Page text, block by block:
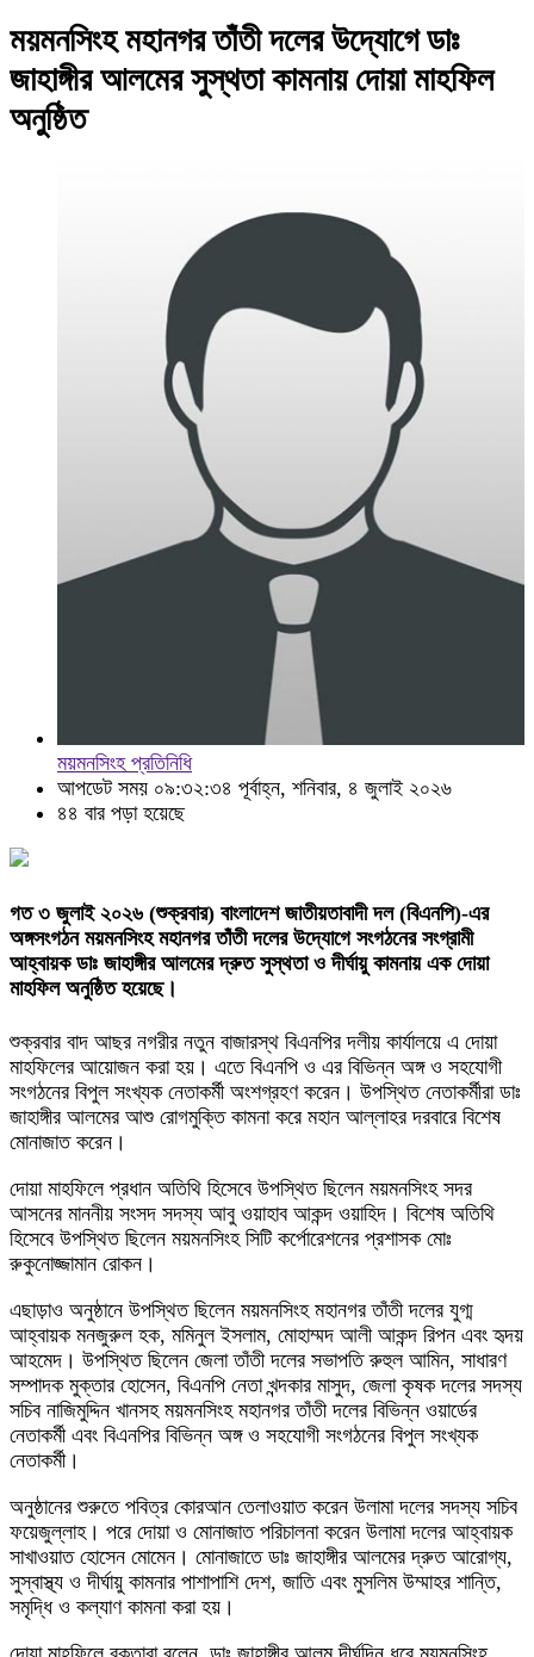
ময়মনসিংহ মহানগর তাঁতী দলের উদ্যোগে ডাঃ
জাহাঙ্গীর আলমের সুস্থতা কামনায় দোয়া মাহফিল
অনুষ্ঠিত
ময়মনসিংহ প্রতিনিধি
আপডেট সময় ০৯:৩২:৩৪ পূর্বাহ্ন, শনিবার, ৪ জুলাই ২০২৬
৪৪ বার পড়া হয়েছে
গত ৩ জুলাই ২০২৬ (শুক্রবার) বাংলাদেশ জাতীয়তাবাদী দল (বিএনপি)-এর
অঙ্গসংগঠন ময়মনসিংহ মহানগর তাঁতী দলের উদ্যোগে সংগঠনের সংগ্রামী
আহ্বায়ক ডাঃ জাহাঙ্গীর আলমের দ্রুত সুস্থতা ও দীর্ঘায়ু কামনায় এক দোয়া
মাহফিল অনুষ্ঠিত হয়েছে।
শুক্রবার বাদ আছর নগরীর নতুন বাজারস্থ বিএনপির দলীয় কার্যালয়ে এ দোয়া
মাহফিলের আয়োজন করা হয়। এতে বিএনপি ও এর বিভিন্ন অঙ্গ ও সহযোগী
সংগঠনের বিপুল সংখ্যক নেতাকর্মী অংশগ্রহণ করেন। উপস্থিত নেতাকর্মীরা ডাঃ
জাহাঙ্গীর আলমের আশু রোগমুক্তি কামনা করে মহান আল্লাহর দরবারে বিশেষ
মোনাজাত করেন।
দোয়া মাহফিলে প্রধান অতিথি হিসেবে উপস্থিত ছিলেন ময়মনসিংহ সদর
আসনের মাননীয় সংসদ সদস্য আবু ওয়াহাব আকন্দ ওয়াহিদ। বিশেষ অতিথি
হিসেবে উপস্থিত ছিলেন ময়মনসিংহ সিটি কর্পোরেশনের প্রশাসক মোঃ
রুকুনোজ্জামান রোকন।
এছাড়াও অনুষ্ঠানে উপস্থিত ছিলেন ময়মনসিংহ মহানগর তাঁতী দলের যুগ্ম
আহ্বায়ক মনজুরুল হক, মমিনুল ইসলাম, মোহাম্মদ আলী আকন্দ রিপন এবং হৃদয়
আহমেদ। উপস্থিত ছিলেন জেলা তাঁতী দলের সভাপতি রুহুল আমিন, সাধারণ
সম্পাদক মুক্তার হোসেন, বিএনপি নেতা খন্দকার মাসুদ, জেলা কৃষক দলের সদস্য
সচিব নাজিমুদ্দিন খানসহ ময়মনসিংহ মহানগর তাঁতী দলের বিভিন্ন ওয়ার্ডের
নেতাকর্মী এবং বিএনপির বিভিন্ন অঙ্গ ও সহযোগী সংগঠনের বিপুল সংখ্যক
নেতাকর্মী।
অনুষ্ঠানের শুরুতে পবিত্র কোরআন তেলাওয়াত করেন উলামা দলের সদস্য সচিব
ফয়েজুল্লাহ। পরে দোয়া ও মোনাজাত পরিচালনা করেন উলামা দলের আহ্বায়ক
সাখাওয়াত হোসেন মোমেন। মোনাজাতে ডাঃ জাহাঙ্গীর আলমের দ্রুত আরোগ্য,
সুস্বাস্থ্য ও দীর্ঘায়ু কামনার পাশাপাশি দেশ, জাতি এবং মুসলিম উম্মাহর শান্তি,
সমৃদ্ধি ও কল্যাণ কামনা করা হয়।